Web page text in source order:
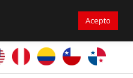
hvac.com
Acepto